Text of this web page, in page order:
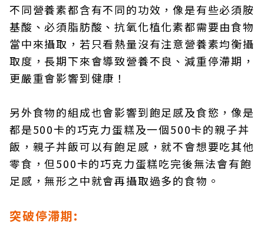
不同營養素都含有不同的功效，像是有些必須胺
基酸、必須脂肪酸、抗氧化植化素都需要由食物
當中來攝取，若只看熱量沒有注意營養素均衡攝
取度，長期下來會導致營養不良、減重停滯期，
更嚴重會影響到健康！
另外食物的組成也會影響到飽足感及食慾，像是
都是500卡的巧克力蛋糕及一個500卡的親子丼
飯，親子丼飯可以有飽足感，就不會想要吃其他
零食，但500卡的巧克力蛋糕吃完後無法會有飽
足感，無形之中就會再攝取過多的食物。
突破停滯期: